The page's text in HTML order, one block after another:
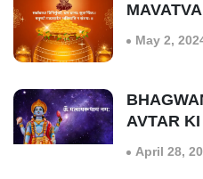
May 2,
AVTAR
April 28,